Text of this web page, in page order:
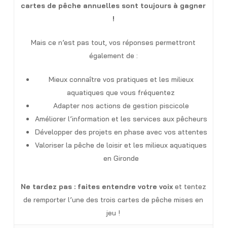
cartes de pêche annuelles sont toujours à gagner
!
Mais ce n’est pas tout, vos réponses permettront
également de :
Mieux connaître vos pratiques et les milieux
aquatiques que vous fréquentez
Adapter nos actions de gestion piscicole
Améliorer l’information et les services aux pêcheurs
Développer des projets en phase avec vos attentes
Valoriser la pêche de loisir et les milieux aquatiques
en Gironde
Ne tardez pas : faites entendre votre voix et tentez
de remporter l’une des trois cartes de pêche mises en
jeu !